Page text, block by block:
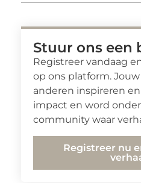
Stuur ons een
Registreer vandaag
op ons platform.
anderen inspireren
impact en word
community waar
Registreer nu